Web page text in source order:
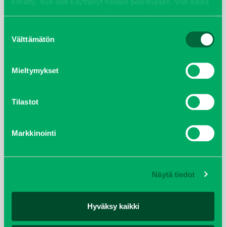
lisää evästeistä sekä muuttaa hyväksyntääsievästeet
valinta
Välttämätön
Mieltymykset
Tilastot
Markkinointi
Näytä tiedot
Hyväksy kaikki
joulukuu 2021
lokakuu 2021
kesäkuu 2021
helmikuu 2019
elokuu 2018